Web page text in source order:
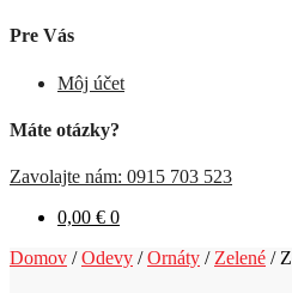
Pre Vás
Môj účet
Máte otázky?
Zavolajte nám: 0915 703 523
0,00 € 0
Domov /Odevy /Ornáty / Zelené /